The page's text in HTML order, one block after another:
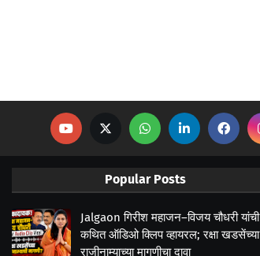
Popular Posts
Jalgaon गिरीश महाजन–विजय चौधरी यांची
कथित ऑडिओ क्लिप व्हायरल; रक्षा खडसेंच्या
राजीनाम्याच्या मागणीचा दावा